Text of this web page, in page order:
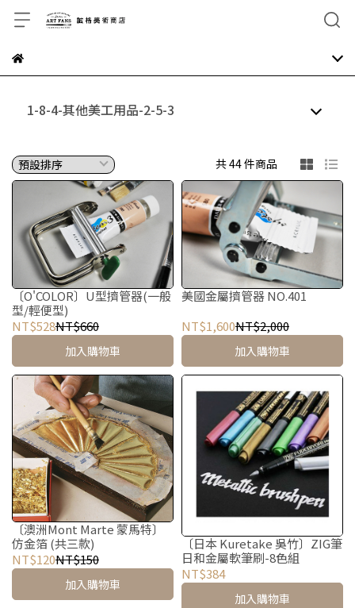
1-8-4-其他美工用品-2-5-3
共 44 件商品
〔O'COLOR〕U型擠管器(一般
型/輕便型)
NT$528NT$660
加入購物車
美國金屬擠管器 NO.401
NT$1,600NT$2,000
加入購物車
〔澳洲Mont Marte 蒙馬特〕
仿金箔 (共三款)
NT$120NT$150
加入購物車
〔日本 Kuretake 吳竹〕ZIG筆
日和金屬軟筆刷-8色組
NT$384
加入購物車